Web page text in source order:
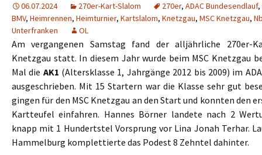
06.07.2024 270er-Kart-Slalom 270er, ADAC Bundesendlauf,
BMV, Heimrennen, Heimturnier, Kartslalom, Knetzgau, MSC Knetzgau,
Unterfranken
OL
Am vergangenen Samstag fand der alljährliche 270er-
Knetzgau statt. In diesem Jahr wurde beim MSC Knetzgau
Mal die AK1 (Altersklasse 1, Jahrgänge 2012 bis 2009) im
ausgeschrieben. Mit 15 Startern war die Klasse sehr gut
gingen für den MSC Knetzgau an den Start und konnten den
Kartteufel einfahren. Hannes Börner landete nach 2
knapp mit 1 Hundertstel Vorsprung vor Lina Jonah Terhar.
Hammelburg komplettierte das Podest 8 Zehntel dahinter.